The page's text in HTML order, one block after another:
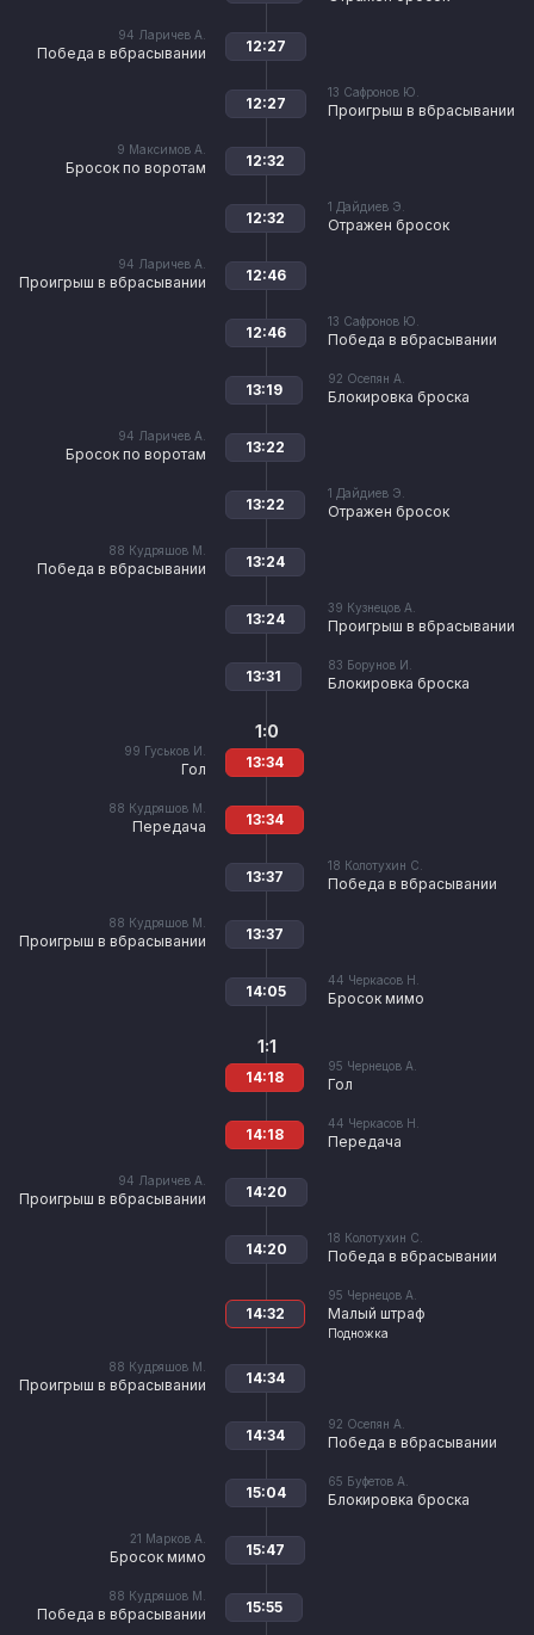
94 Ларичев А.
Победа в вбрасывании 12:27
13 Сафронов Ю.
Проигрыш в вбрасывании
12:27
9 Максимов А.
Бросок по воротам 12:32
1 Дайдиев Э.
Отражен бросок
12:32
94 Ларичев А.
Проигрыш в вбрасывании 12:46
13 Сафронов Ю.
Победа в вбрасывании
12:46
92 Осепян А.
Блокировка броска
13:19
94 Ларичев А.
Бросок по воротам 13:22
1 Дайдиев Э.
Отражен бросок
13:22
88 Кудряшов М.
Победа в вбрасывании 13:24
39 Кузнецов А.
Проигрыш в вбрасывании
13:24
83 Борунов И.
Блокировка броска
13:31
99 Гуськов И.
Гол
1:0
13:34
88 Кудряшов М.
Передача 13:34
18 Колотухин С.
Победа в вбрасывании
13:37
88 Кудряшов М.
Проигрыш в вбрасывании 13:37
44 Черкасов Н.
Бросок мимо
14:05
95 Чернецов А.
Гол
1:1
14:18
44 Черкасов Н.
Передача
14:18
94 Ларичев А.
Проигрыш в вбрасывании 14:20
18 Колотухин С.
Победа в вбрасывании
14:20
95 Чернецов А.
Малый штраф
Подножка
14:32
88 Кудряшов М.
Проигрыш в вбрасывании 14:34
92 Осепян А.
Победа в вбрасывании
14:34
65 Буфетов А.
Блокировка броска
15:04
21 Марков А.
Бросок мимо 15:47
88 Кудряшов М.
Победа в вбрасывании 15:55